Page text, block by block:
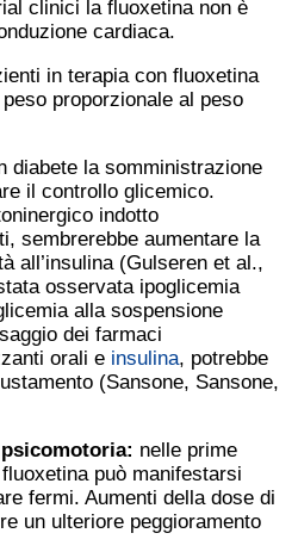
clinici la fluoxetina non è
cardiaca.
in terapia con fluoxetina
proporzionale al peso
diabete la somministrazione
il controllo glicemico.
indotto
sembrerebbe aumentare la
all’insulina (Gulseren et al.,
osservata ipoglicemia
alla sospensione
dei farmaci
orali e insulina, potrebbe
(Sansone, Sansone,
nelle prime
può manifestarsi
fermi. Aumenti della dose di
un ulteriore peggioramento